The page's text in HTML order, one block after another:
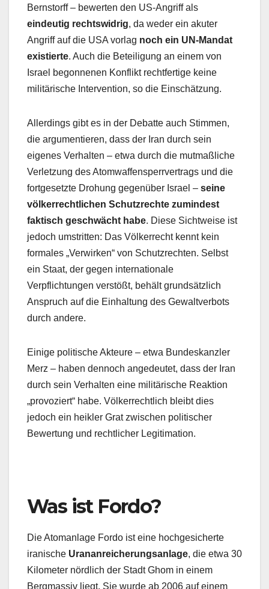
Bernstorff – bewerten den US-Angriff als
eindeutig rechtswidrig, da weder ein akuter
Angriff auf die USA vorlag noch ein UN-Mandat
existierte. Auch die Beteiligung an einem von
Israel begonnenen Konflikt rechtfertige keine
militärische Intervention, so die Einschätzung.
Allerdings gibt es in der Debatte auch Stimmen,
die argumentieren, dass der Iran durch sein
eigenes Verhalten – etwa durch die mutmaßliche
Verletzung des Atomwaffensperrvertrags und die
fortgesetzte Drohung gegenüber Israel – seine
völkerrechtlichen Schutzrechte zumindest
faktisch geschwächt habe. Diese Sichtweise ist
jedoch umstritten: Das Völkerrecht kennt kein
formales „Verwirken“ von Schutzrechten. Selbst
ein Staat, der gegen internationale
Verpflichtungen verstößt, behält grundsätzlich
Anspruch auf die Einhaltung des Gewaltverbots
durch andere.
Einige politische Akteure – etwa Bundeskanzler
Merz – haben dennoch angedeutet, dass der Iran
durch sein Verhalten eine militärische Reaktion
„provoziert“ habe. Völkerrechtlich bleibt dies
jedoch ein heikler Grat zwischen politischer
Bewertung und rechtlicher Legitimation.
Was ist Fordo?
Die Atomanlage Fordo ist eine hochgesicherte
iranische Urananreicherungsanlage, die etwa 30
Kilometer nördlich der Stadt Ghom in einem
Bergmassiv liegt. Sie wurde ab 2006 auf einem